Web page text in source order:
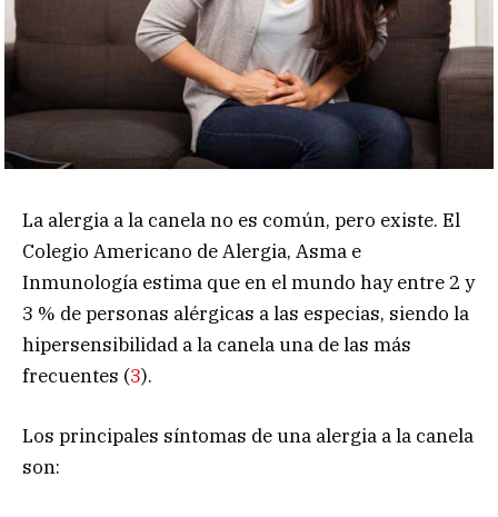
La alergia a la canela no es común, pero existe. El
Colegio Americano de Alergia, Asma e
Inmunología estima que en el mundo hay entre 2 y
3 % de personas alérgicas a las especias, siendo la
hipersensibilidad a la canela una de las más
frecuentes (3).
Los principales síntomas de una alergia a la canela
son: